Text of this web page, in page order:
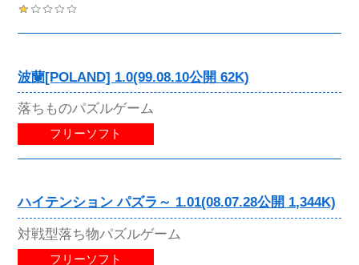
波蘭[POLAND] 1.0(99.08.10公開 62K)
落ちものパズルゲーム
フリーソフト
ハイテンション パズラ～ 1.01(08.07.28公開 1,344K)
対戦型落ち物パズルゲーム
フリーソフト